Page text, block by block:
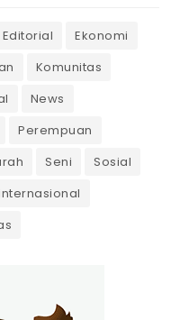
Editorial
Ekonomi
Komunitas
News
Perempuan
Seni
Sosial